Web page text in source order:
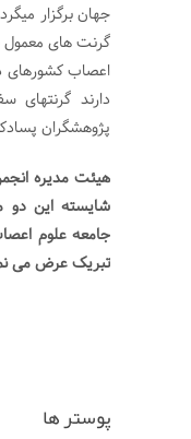
جهان برگزار
گرنت های معمول
اعصاب کشورهای
دارند گرنتهای
پژوهشگران
هیئت مدیره
شایسته این دو
جامعه علوم
تبریک عرض می
پوستر ها